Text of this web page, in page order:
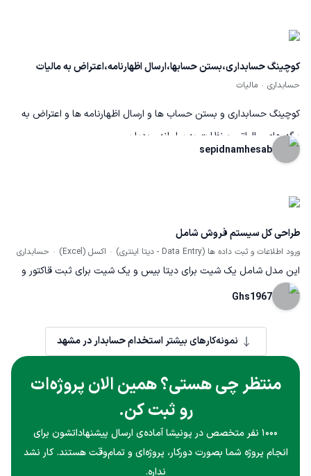
کوچینگ حسابداری،بستن حسابها،ارسال اظهارنامه،اعتراض به مالیات
حسابداری مالیات
کوچینگ حسابداری و بستن حساب ها و ارسال اظهارنامه ها و اعتراض به
برگه های مالیاتی و نظارت به سامانه مودیان
sepidnamhesab
طراحی کل سیستم فروش شامل
ورود اطلاعات و ثبت داده ها (Data Entry - دیتا اینتری) اکسل (Excel) حسابداری
این مدل شامل یک شیت برای دیتا بیس و یک شیت برای ثبت قاکتور و
شیت نهایی که خود فاکتور با لوگو شرکت قابل پرینت میباشد. کلیه عملیات
ترکیبی در اکسل ساخته شده است.
Ghs1967
نمونه‌کارهای بیشتر استخدام حسابدار در مشهد
منتظر چی هستی؟ همین الان پروژه‌ات
رو ثبت کن.
۱۰۰۰ نفر متخصص در پونیشا آماده‌ی ارسال پیشنهاداتشون برای
انجام پروژه شما بصورت دورکار، پروژه‌ای و تمام‌وقت هستند. کار نشد
نداره.